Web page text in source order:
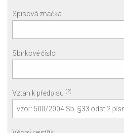
Spisová značka
Sbírkové číslo
Vztah k předpisu (?)